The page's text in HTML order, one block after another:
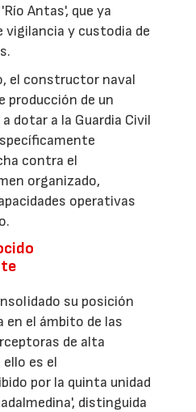
Antas', que ya
vigilancia y custodia de
el constructor naval
producción de un
dotar a la Guardia Civil
contra el
organizado,
operativas
su posición
en el ámbito de las
de alta
ello es el
por la quinta unidad
distinguida